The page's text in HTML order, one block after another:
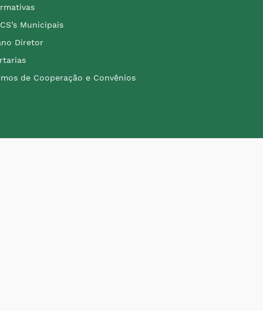
Municipais
Diretor
de Cooperação e Convênios